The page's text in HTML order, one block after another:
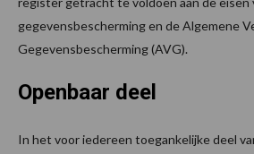
gegevensbescherming en de Algemene
Gegevensbescherming (AVG).
Openbaar deel
In het voor iedereen toegankelijke deel